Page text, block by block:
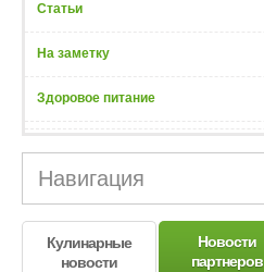
Статьи
На заметку
Здоровое питание
Навигация
Кулинарные
новости
Новости
партнеров